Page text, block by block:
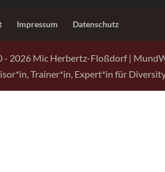
Impressum Datenschutz
- 2026 Mic Herbertz-Floßdorf |
Trainer*in, Expert*in für